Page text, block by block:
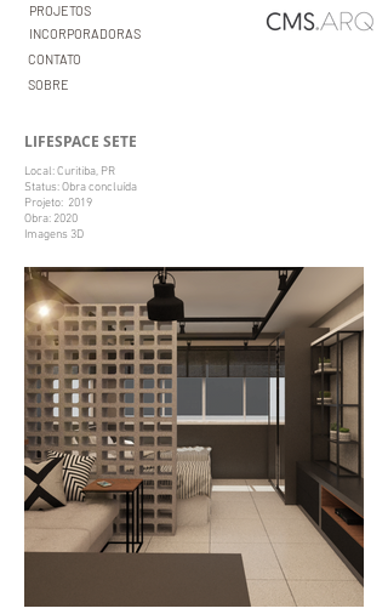
PROJETOS
INCORPORADORAS
CONTATO
SOBRE
LIFESPACE SETE
Local: Curitiba, PR
Status: Obra concluída
Projeto: 2019
Obra: 2020
Imagens 3D